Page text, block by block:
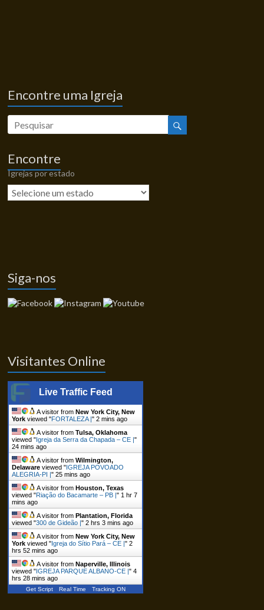
Encontre uma Igreja
Encontre
Igrejas por estado
Siga-nos
Visitantes Online
Live Traffic Feed
A visitor fromNew York City, New
York viewed "FORTALEZA |"2 mins ago
A visitor fromTulsa, Oklahoma
viewed "Igreja da Serra da Chapada – CE |"
24 mins ago
A visitor fromWilmington,
Delaware viewed "IGREJA POVOADO
ALEGRIA-PI |"25 mins ago
A visitor fromHouston, Texas
viewed "Riação do Bacamarte – PB |" 1 hr 7
mins ago
A visitor fromPlantation, Florida
viewed "300 de Gideão |"2 hrs 3 mins ago
A visitor fromNew York City, New
York viewed "Igreja do Sítio Pará – CE |"2
hrs 52 mins ago
A visitor fromNaperville, Illinois
viewed "IGREJA PARQUE ALBANO-CE |"4
hrs 28 mins ago
Get Script Real Time Tracking ON